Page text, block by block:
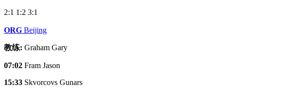
2:1 1:2 3:1
ORG Beijing
教练: Graham Gary
07:02 Fram Jason
15:33 Skvorcovs Gunars